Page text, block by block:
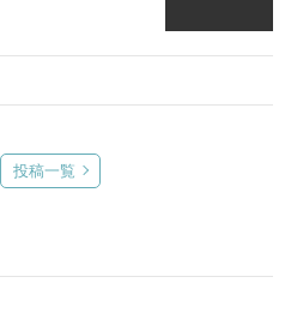
投稿一覧